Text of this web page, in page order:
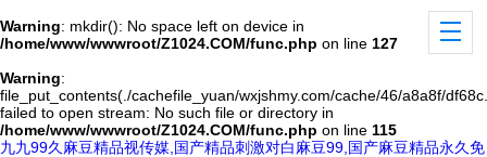
Warning: mkdir(): No space left on device in
/home/www/wwwroot/Z1024.COM/func.php on line 127
Warning:
file_put_contents(./cachefile_yuan/wxjshmy.com/cache/46/a8a8f/
failed to open stream: No such file or directory in
/home/www/wwwroot/Z1024.COM/func.php on line 115
九九99久麻豆精品视传媒,国产精品刺激对白麻豆99,国产麻豆精品永久免